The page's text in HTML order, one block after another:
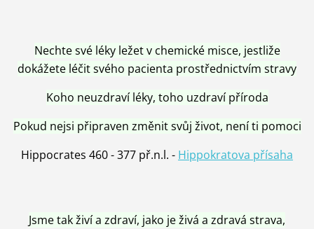
Nechte své léky ležet v chemické misce, jestliže
dokážete léčit svého pacienta prostřednictvím stravy
Koho neuzdraví léky, toho uzdraví příroda
Pokud nejsi připraven změnit svůj život, není ti pomoci
Hippocrates 460 - 377 př.n.l. - Hippokratova přísaha
Jsme tak živí a zdraví, jako je živá a zdravá strava,